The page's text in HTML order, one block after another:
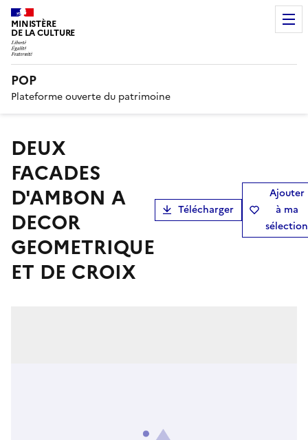
MINISTÈRE
DE LA CULTURE
POP
Plateforme ouverte du patrimoine
DEUX
FACADES
D'AMBON A
DECOR
GEOMETRIQUE
ET DE CROIX
Télécharger
Ajouter
à ma
sélection